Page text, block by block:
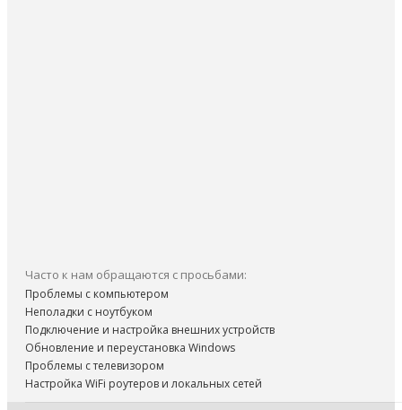
Часто к нам обращаются с просьбами:
Проблемы с компьютером
Неполадки с ноутбуком
Подключение и настройка внешних устройств
Обновление и переустановка Windows
Проблемы с телевизором
Настройка WiFi роутеров и локальных сетей